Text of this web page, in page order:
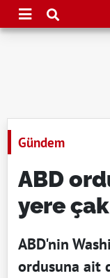
Gündem
ABD
yere
ABD'nin
ordusuna ait